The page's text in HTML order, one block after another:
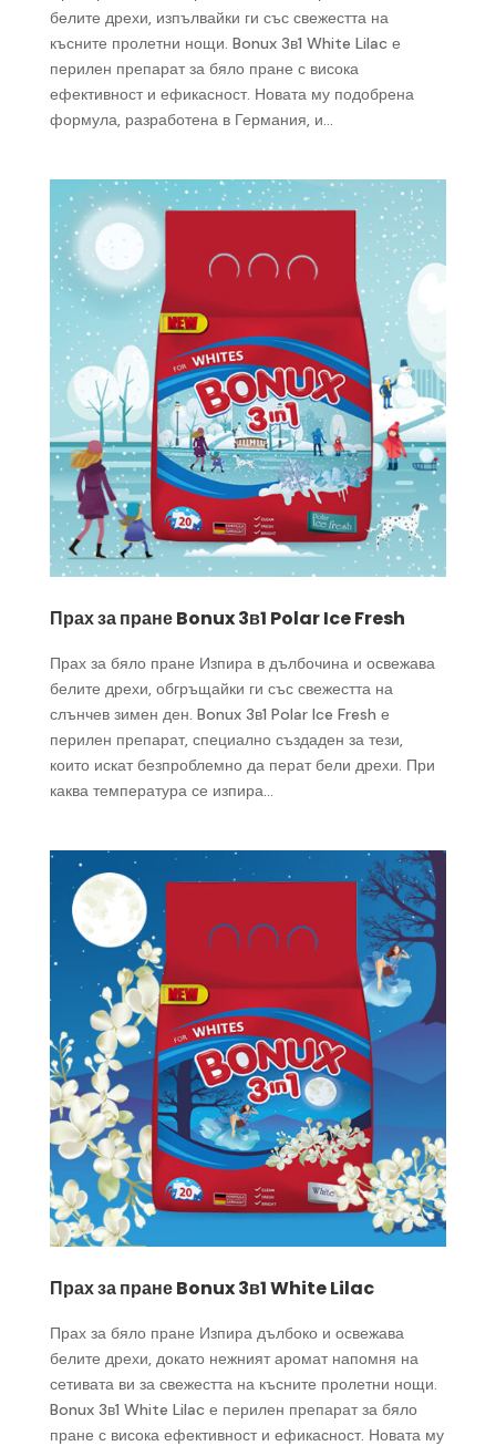
белите дрехи, изпълвайки ги със свежестта на
късните пролетни нощи. Bonux 3в1 White Lilac е
перилен препарат за бяло пране с висока
ефективност и ефикасност. Новата му подобрена
формула, разработена в Германия, и...
Прах за пране Bonux 3в1 Polar Ice Fresh
Прах за бяло пране Изпира в дълбочина и освежава
белите дрехи, обгръщайки ги със свежестта на
слънчев зимен ден. Bonux 3в1 Polar Ice Fresh е
перилен препарат, специално създаден за тези,
които искат безпроблемно да перат бели дрехи. При
каква температура се изпира...
Прах за пране Bonux 3в1 White Lilac
Прах за бяло пране Изпира дълбоко и освежава
белите дрехи, докато нежният аромат напомня на
сетивата ви за свежестта на късните пролетни нощи.
Bonux 3в1 White Lilac е перилен препарат за бяло
пране с висока ефективност и ефикасност. Новата му